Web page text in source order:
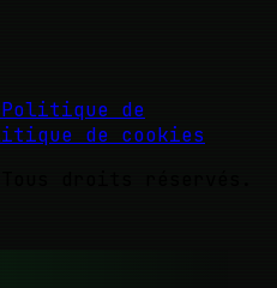
de
de cookies